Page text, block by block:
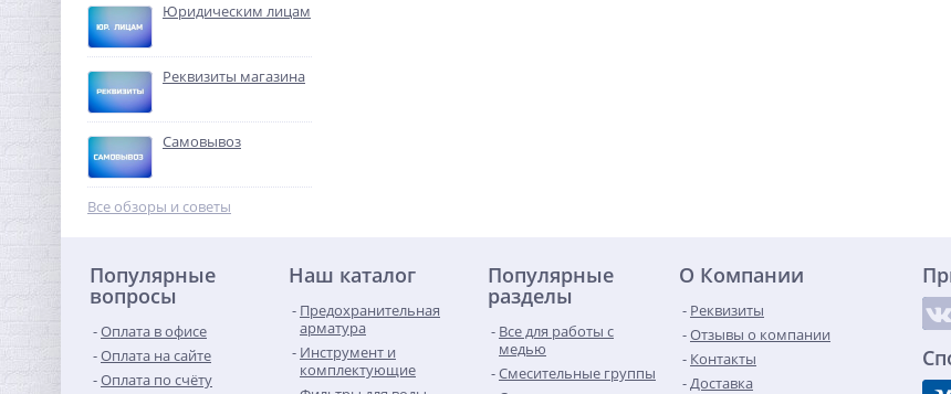
Колено резьбовое ВН 3/4"
x 3/4" латунь UNI-FITT
1 000,00 руб.
-68%
Юридическим лицам
Реквизиты магазина
Самовывоз
Все обзоры и советы
Популярные
вопросы
Оплата в офисе
Оплата на сайте
Оплата по счёту
Наш каталог
Предохранительная
арматура
Инструмент и
комплектующие
Популярные
разделы
Все для работы с
медью
Смесительные группы
О Компании
Реквизиты
Отзывы о компании
Контакты
Доставка